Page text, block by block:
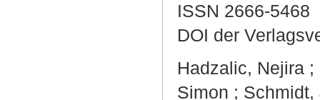
ISSN 2666-5468
DOI der
Hadzalic, Nejira ;
Simon ; Schmidt,